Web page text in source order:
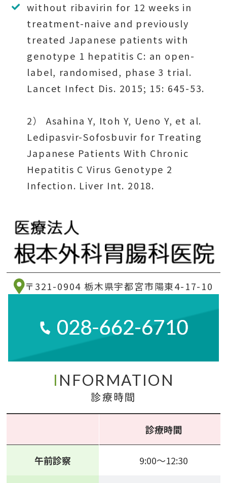
without ribavirin for 12 weeks in
treatment-naive and previously
treated Japanese patients with
genotype 1 hepatitis C: an open-
label, randomised, phase 3 trial.
Lancet Infect Dis. 2015; 15: 645-53.
2） Asahina Y, Itoh Y, Ueno Y, et al.
Ledipasvir-Sofosbuvir for Treating
Japanese Patients With Chronic
Hepatitis C Virus Genotype 2
Infection. Liver Int. 2018.
〒321-0904 栃木県宇都宮市陽東4-17-10
I NFORMATION
診療時間
診療時間
午前診察 9:00～12:30